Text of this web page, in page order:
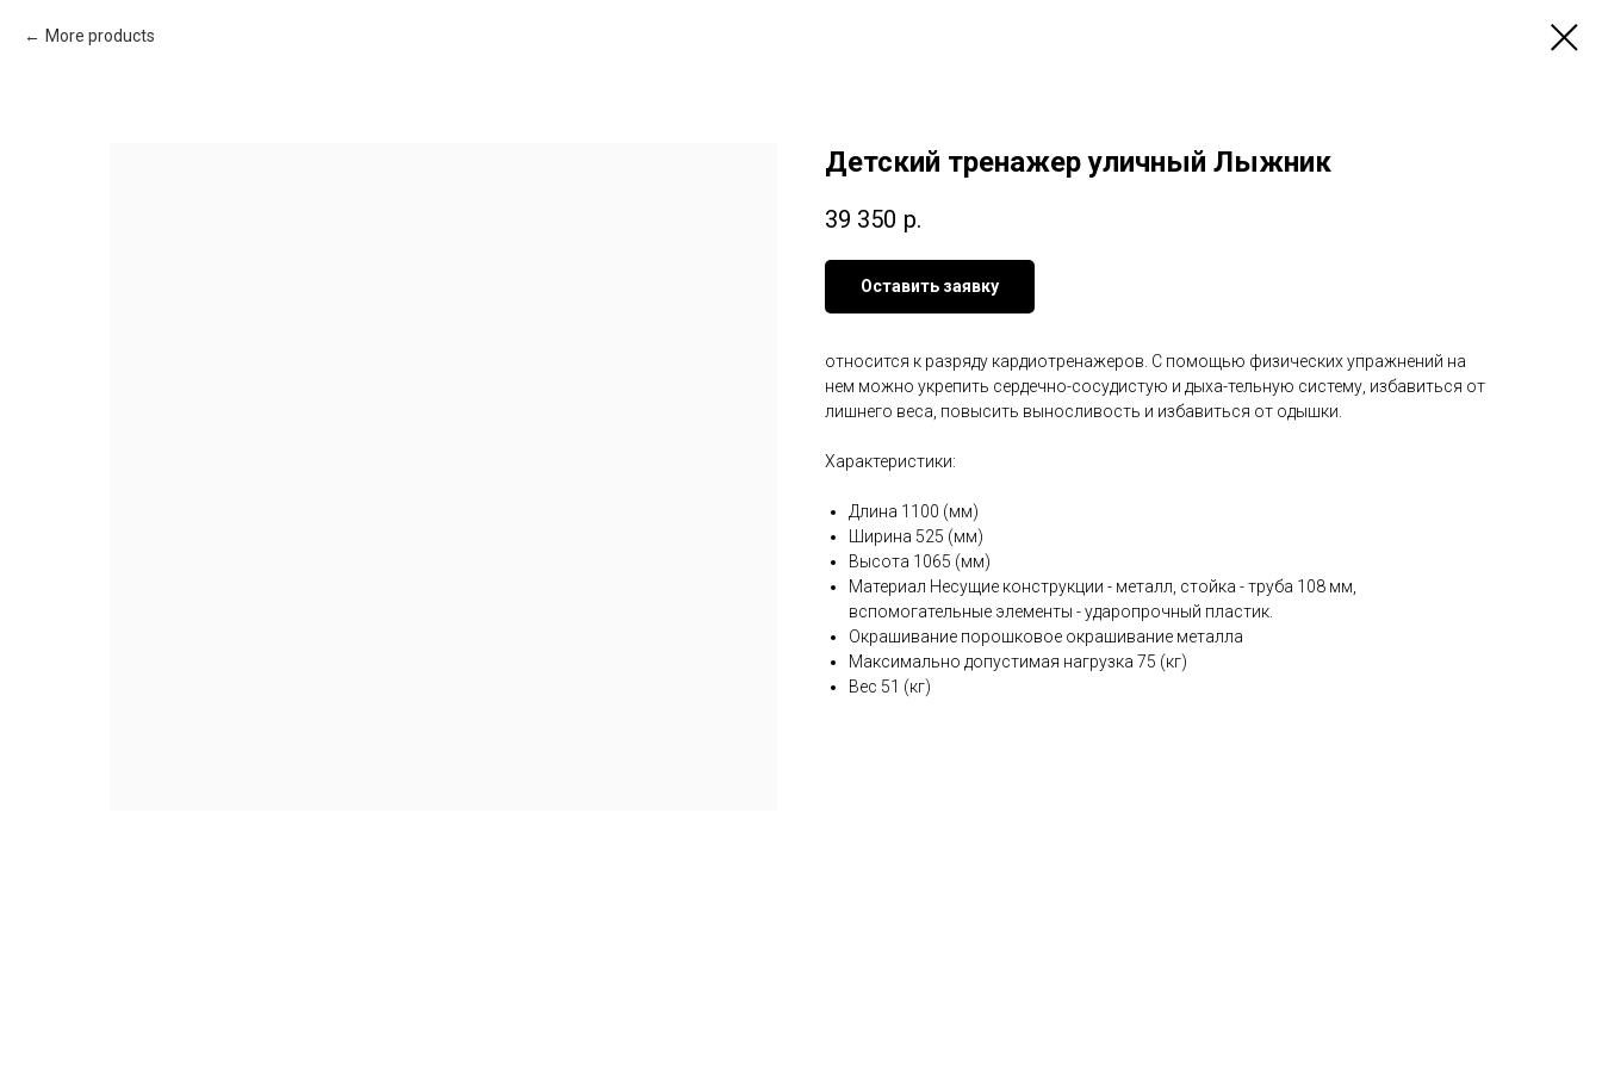
More products
Детский тренажер уличный Лыжник
39 350 р.
Оставить заявку
относится к разряду кардиотренажеров. С помощью физических упражнений на
нем можно укрепить сердечно-сосудистую и дыха-тельную систему, избавиться от
лишнего веса, повысить выносливость и избавиться от одышки.
Характеристики:
Длина 1100 (мм)
Ширина 525 (мм)
Высота 1065 (мм)
Материал Несущие конструкции - металл, стойка - труба 108 мм,
вспомогательные элементы - ударопрочный пластик.
Окрашивание порошковое окрашивание металла
Максимально допустимая нагрузка 75 (кг)
Вес 51 (кг)